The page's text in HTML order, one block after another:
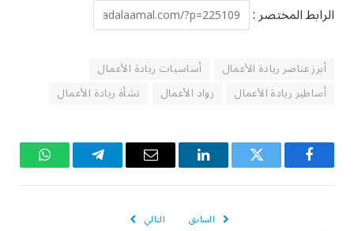
الرابط المختصر :
أبرز عناصر ريادة الأعمال
أساسيات ريادة الأعمال
أساطير ريادة الأعمال
رواد الأعمال نشأة ريادة الأعمال
فيسبوك تويتر لينكدإن
البريد
تيلقرام واتساب
السابق التالي